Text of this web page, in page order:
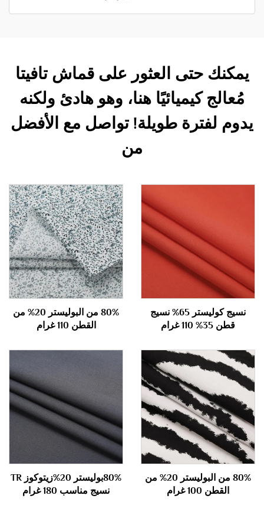
يمكنك حتى العثور على قماش تافيتا
مُعالج كيميائيًا هنا، وهو هادئ ولكنه
يدوم لفترة طويلة! تواصل مع الأفضل
من
نسيج كوليستر 65% نسيج
قطن 35% 110 غرام
80% من البوليستر 20% من
القطن 110 غرام
80% من البوليستر 20% من
القطن 100 غرام
80%بوليستر 20%زيتوكوز TR
نسيج مناسب 180 غرام